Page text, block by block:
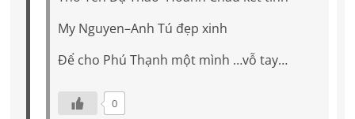
My Nguyen–Anh Tú đẹp xinh
Để cho Phú Thạnh một mình …vỗ tay…
0